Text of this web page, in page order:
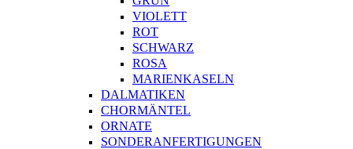
VIOLETT
ROT
SCHWARZ
ROSA
MARIENKASELN
DALMATIKEN
CHORMÄNTEL
ORNATE
SONDERANFERTIGUNGEN